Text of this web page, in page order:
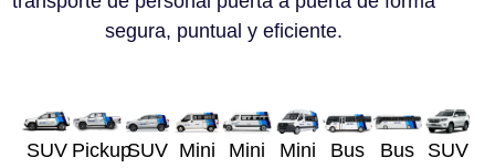
segura, puntual y eficiente.
SUV PickupSUV Mini
Mini
Mini
Bus
Bus
SUV